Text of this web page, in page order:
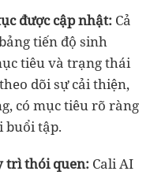
được cập nhật: Cả
tiến độ sinh
tiêu và trạng thái
dõi sự cải thiện,
có mục tiêu rõ ràng
buổi tập.
trì thói quen: Cali AI